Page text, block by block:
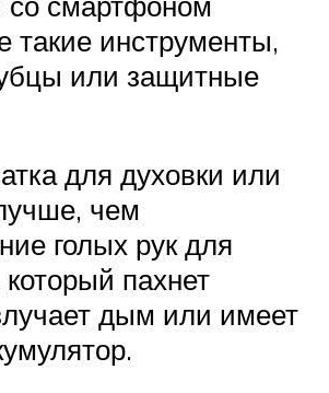
такие инструменты,
или защитные
для духовки или
чем
голых рук для
пахнет
дым или имеет